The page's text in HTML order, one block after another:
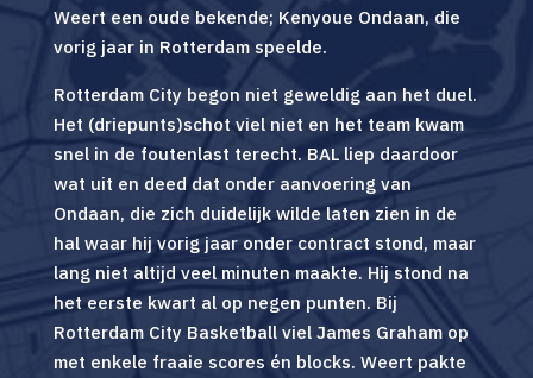
Weert een oude bekende; Kenyoue Ondaan, die
vorig jaar in Rotterdam speelde.
Rotterdam City begon niet geweldig aan het duel.
Het (driepunts)schot viel niet en het team kwam
snel in de foutenlast terecht. BAL liep daardoor
wat uit en deed dat onder aanvoering van
Ondaan, die zich duidelijk wilde laten zien in de
hal waar hij vorig jaar onder contract stond, maar
lang niet altijd veel minuten maakte. Hij stond na
het eerste kwart al op negen punten. Bij
Rotterdam City Basketball viel James Graham op
met enkele fraaie scores én blocks. Weert pakte